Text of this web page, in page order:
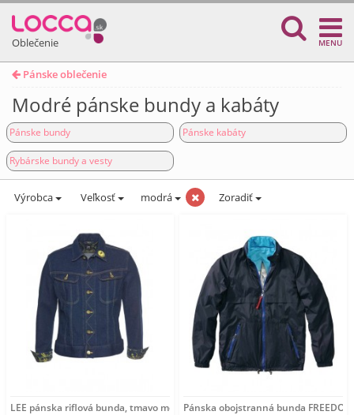
Oblečenie MENU
Pánske oblečenie
Modré pánske bundy a kabáty
Pánske bundy Pánske kabáty
Rybárske bundy a vesty
Výrobca Veľkosť modrá Zoradiť
LEE pánska riflová bunda, tmavo modráPánska obojstranná bunda